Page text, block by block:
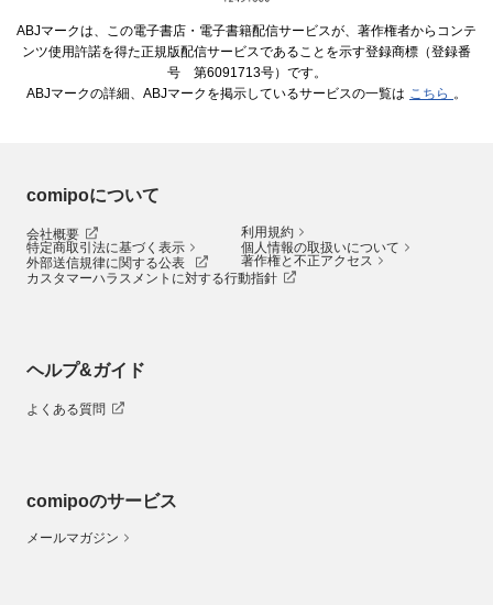
ABJマークは、この電子書店・電子書籍配信サービスが、著作権者からコンテ
ンツ使用許諾を得た正規版配信サービスであることを示す登録商標（登録番
号 第6091713号）です。
ABJマークの詳細、ABJマークを掲示しているサービスの一覧は こちら 。
comipoについて
会社概要
利用規約
特定商取引法に基づく表示
個人情報の取扱いについて
外部送信規律に関する公表
著作権と不正アクセス
カスタマーハラスメントに対する行動指針
ヘルプ&ガイド
よくある質問
comipoのサービス
メールマガジン